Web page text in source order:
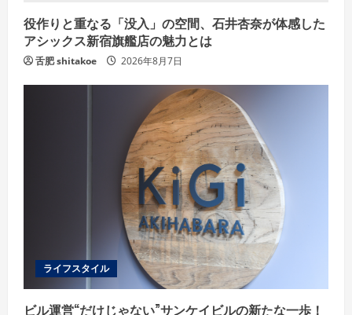
g
役作りと重なる「没入」の空間、石井杏奈が体感した
アシックス新宿旗艦店の魅力とは
舌肥 shitakoe 2026年8月7日
ライフスタイル
ビル運営“だけじゃない”サンケイビルの新たな一歩！